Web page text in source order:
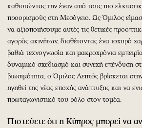
καθιστώντας την έναν από τους πιο
προορισμούς στη Μεσόγειο. Ως Όμιλος
να αξιοποιήσουμε αυτές τις θετικές
αγοράς ακινήτων, διαθέτοντας ένα ισχυρό
βαθιά τεχνογνωσία και μακροχρόνια
δυναμικό σχεδιασμό και συνεχή επένδυση
βιωσιμότητα, ο Όμιλος Λεπτός βρίσκεται
ηγηθεί της νέας εποχής ανάπτυξης και να
πρωταγωνιστικό του ρόλο στον τομέα.
Πιστεύετε ότι η Κύπρος μπορεί να